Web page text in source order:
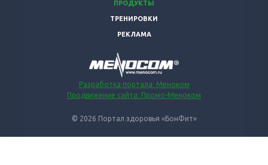
ПРОДУКТЫ
ТРЕНИРОВКИ
РЕКЛАМА
Разработка портала: Меноком
Продвижение сайта: Промо-Меноком
© 2026 Портал здоровья «БонФит»